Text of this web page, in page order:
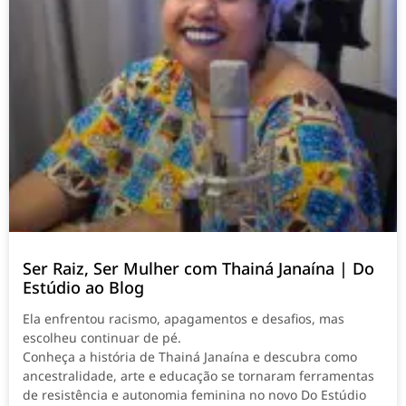
Ser Raiz, Ser Mulher com Thainá Janaína | Do
Estúdio ao Blog
Ela enfrentou racismo, apagamentos e desafios, mas
escolheu continuar de pé.
Conheça a história de Thainá Janaína e descubra como
ancestralidade, arte e educação se tornaram ferramentas
de resistência e autonomia feminina no novo Do Estúdio